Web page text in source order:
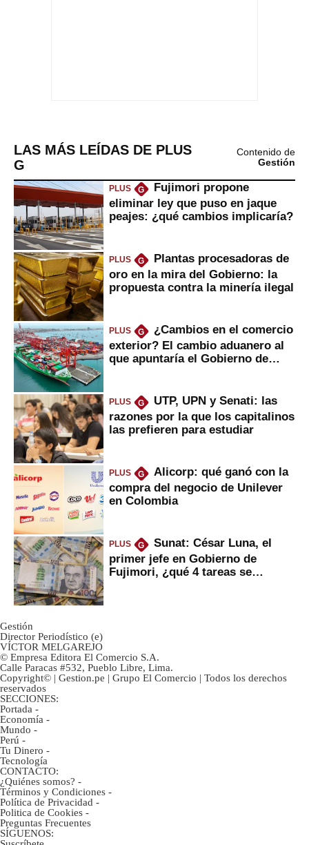
LAS MÁS LEÍDAS DE PLUS
G
Contenido de
Gestión
PLUS G
Fujimori propone
eliminar ley que puso en jaque
peajes: ¿qué cambios implicaría?
PLUS G
Plantas procesadoras de
oro en la mira del Gobierno: la
propuesta contra la minería ilegal
PLUS G
¿Cambios en el comercio
exterior? El cambio aduanero al
que apuntaría el Gobierno de
PLUS G
UTP, UPN y Senati: las
razones por la que los capitalinos
las prefieren para estudiar
PLUS G
Alicorp: qué ganó con la
compra del negocio de Unilever
en Colombia
PLUS G
Sunat: César Luna, el
primer jefe en Gobierno de
Fujimori, ¿qué 4 tareas se
Gestión
Director Periodístico (e)
VÍCTOR MELGAREJO
© Empresa Editora El Comercio S.A.
Calle Paracas #532, Pueblo Libre, Lima.
Copyright© | Gestion.pe | Grupo El Comercio | Todos los derechos
reservados
SECCIONES:
Portada -
Economía -
Mundo -
Perú -
Tu Dinero -
Tecnología
CONTACTO:
¿Quiénes somos? -
Términos y Condiciones -
Política de Privacidad -
Politica de Cookies -
Preguntas Frecuentes
SÍGUENOS: